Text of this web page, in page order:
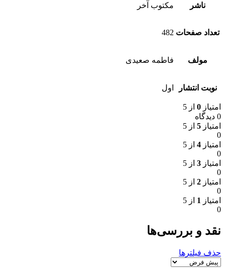
ناشر مکتوب آخر
تعداد صفحات 482
مولف فاطمه صعیدی
نوبت انتشار اول
امتیاز 0 از 5
0 دیدگاه
امتیاز 5 از 5
0
امتیاز 4 از 5
0
امتیاز 3 از 5
0
امتیاز 2 از 5
0
امتیاز 1 از 5
0
نقد و بررسی‌ها
حذف فیلترها